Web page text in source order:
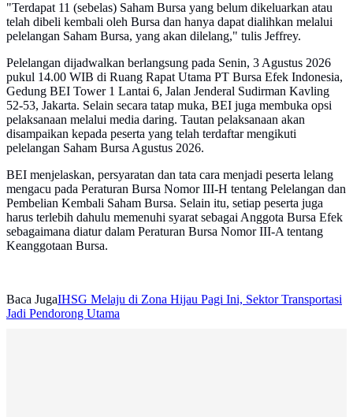
"Terdapat 11 (sebelas) Saham Bursa yang belum dikeluarkan atau
telah dibeli kembali oleh Bursa dan hanya dapat dialihkan melalui
pelelangan Saham Bursa, yang akan dilelang," tulis Jeffrey.
Pelelangan dijadwalkan berlangsung pada Senin, 3 Agustus 2026
pukul 14.00 WIB di Ruang Rapat Utama PT Bursa Efek Indonesia,
Gedung BEI Tower 1 Lantai 6, Jalan Jenderal Sudirman Kavling
52-53, Jakarta. Selain secara tatap muka, BEI juga membuka opsi
pelaksanaan melalui media daring. Tautan pelaksanaan akan
disampaikan kepada peserta yang telah terdaftar mengikuti
pelelangan Saham Bursa Agustus 2026.
BEI menjelaskan, persyaratan dan tata cara menjadi peserta lelang
mengacu pada Peraturan Bursa Nomor III-H tentang Pelelangan dan
Pembelian Kembali Saham Bursa. Selain itu, setiap peserta juga
harus terlebih dahulu memenuhi syarat sebagai Anggota Bursa Efek
sebagaimana diatur dalam Peraturan Bursa Nomor III-A tentang
Keanggotaan Bursa.
Baca JugaIHSG Melaju di Zona Hijau Pagi Ini, Sektor Transportasi
Jadi Pendorong Utama